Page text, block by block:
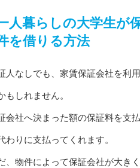
人暮らしの大学生が
を借りる方法
人なしでも、家賃保証会社を利
もしれません。
会社へ決まった額の保証料を支
わりに支払ってくれます。
、物件によって保証会社が大き